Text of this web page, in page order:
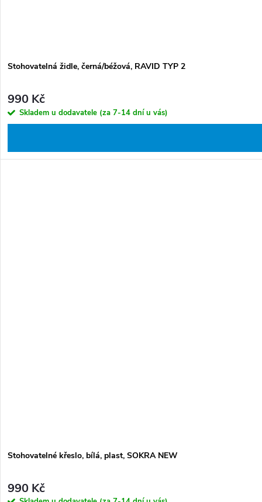
Stohovatelná židle, černá/béžová, RAVID TYP 2
990 Kč
Skladem u dodavatele (za 7-14 dní u vás)
Stohovatelné křeslo, bílá, plast, SOKRA NEW
990 Kč